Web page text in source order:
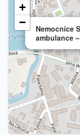
Nemocnice
ambulance
+
−